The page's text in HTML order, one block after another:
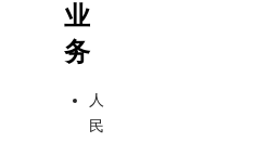
业
务
人
民